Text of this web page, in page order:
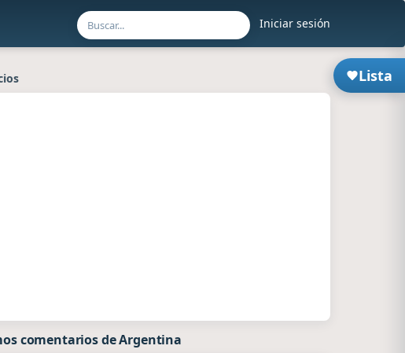
Iniciar sesión
Lista
comentarios de Argentina